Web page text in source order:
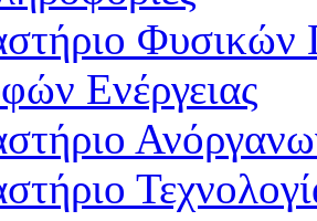
Φυσικών
Ενέργειας